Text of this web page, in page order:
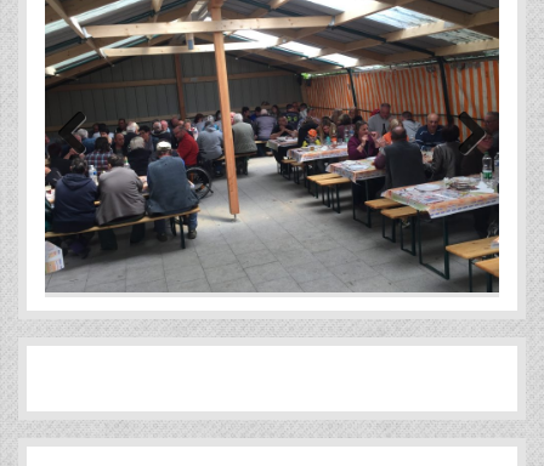
Previous Next